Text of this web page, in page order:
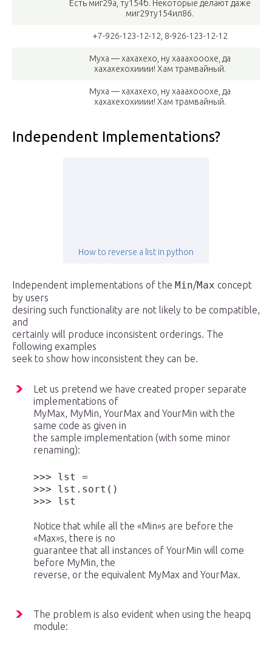
Есть миг29а, ту154б. Некоторые делают даже
миг29ту154ил86.
+7-926-123-12-12 8-926-123-12-12
Муха —хахахехо , нухааахооохе , да
хахахехохииии! Хам трамвайный.
Муха —хахахехо , нухааахооохе , да
хахахехохииии! Хам трамвайный.
Independent Implementations?
How to reverse a list in python
Independent implementations of the Min/Max concept
by users
desiring such functionality are not likely to be compatible,
and
certainly will produce inconsistent orderings. The
following examples
seek to show how inconsistent they can be.
Let us pretend we have created proper separate
implementations of
MyMax, MyMin, YourMax and YourMin with the
same code as given in
the sample implementation (with some minor
renaming):
>>> lst =
>>> lst.sort()
>>> lst
Notice that while all the «Min»s are before the
«Max»s, there is no
guarantee that all instances of YourMin will come
before MyMin, the
reverse, or the equivalent MyMax and YourMax.
The problem is also evident when using the heapq
module: